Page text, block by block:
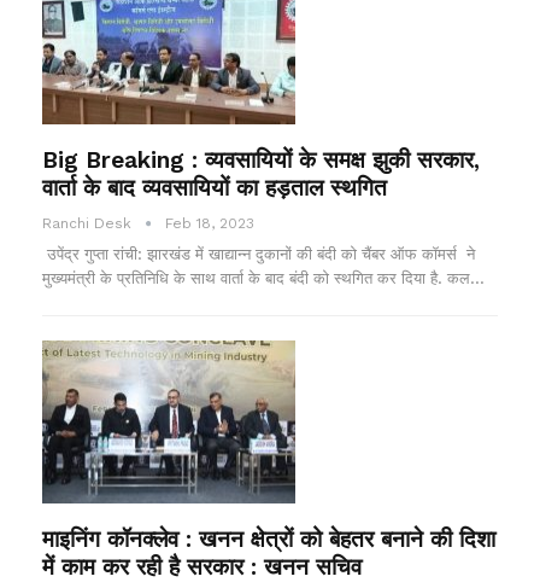
Big Breaking : व्यवसायियों के समक्ष झुकी सरकार,
वार्ता के बाद व्यवसायियों का हड़ताल स्थगित
Ranchi Desk Feb 18, 2023
उपेंद्र गुप्ता रांची: झारखंड में खाद्यान्न दुकानों की बंदी को चैंबर ऑफ कॉमर्स ने
मुख्यमंत्री के प्रतिनिधि के साथ वार्ता के बाद बंदी को स्थगित कर दिया है. कल…
माइनिंग कॉनक्लेव : खनन क्षेत्रों को बेहतर बनाने की दिशा
में काम कर रही है सरकार : खनन सचिव